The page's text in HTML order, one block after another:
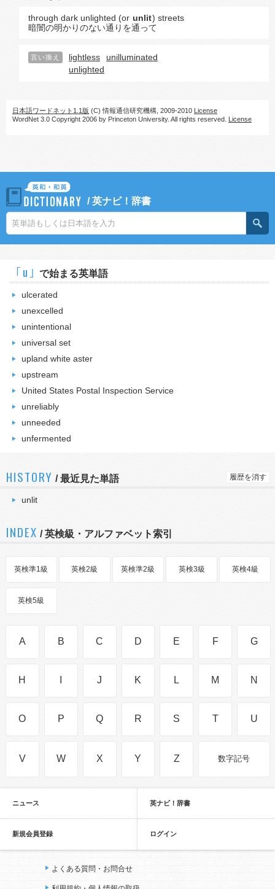
through dark unlighted (or unlit) streets
暗闇の明かりのない通りを通って
言い換え lightless
unilluminated
unlighted
日本語ワードネット1.1版 (C) 情報通信研究機構, 2009-2010 License
WordNet 3.0 Copyright 2006 by Princeton University. All rights reserved. License
/英ナビ！辞書
｢u｣ で始まる英単語
ulcerated
unexcelled
unintentional
universal set
upland white aster
upstream
United States Postal Inspection Service
unreliably
unneeded
unfermented
HISTORY /最近見た単語 履歴を消す
unlit
INDEX / 英検級・アルファベット索引
英検準1級 英検2級 英検準2級 英検3級 英検4級
英検5級
A B C D E F G
H J K L M N
O P Q R S T U
V W X Y Z 数字記号
ニュース 英ナビ！辞書
新規会員登録 ログイン
よくある質問・お問合せ